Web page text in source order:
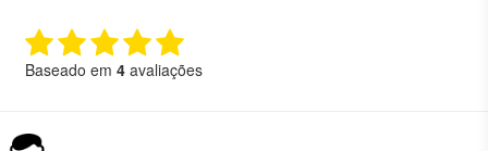
Baseado em 4 avaliações